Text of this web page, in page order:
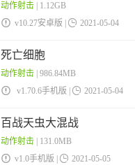
动作射击| 1.12GB
 v10.27安卓版 |  2021-05-04
死亡细胞
动作射击| 986.84MB
 v1.70.6手机版 |  2021-05-04
百战天虫大混战
动作射击| 131.0MB
 v1.0手机版 |  2021-05-05